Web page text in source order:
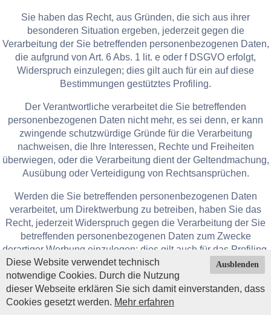
Sie haben das Recht, aus Gründen, die sich aus ihrer
besonderen Situation ergeben, jederzeit gegen die
Verarbeitung der Sie betreffenden personenbezogenen Daten,
die aufgrund von Art. 6 Abs. 1 lit. e oder f DSGVO erfolgt,
Widerspruch einzulegen; dies gilt auch für ein auf diese
Bestimmungen gestütztes Profiling.
Der Verantwortliche verarbeitet die Sie betreffenden
personenbezogenen Daten nicht mehr, es sei denn, er kann
zwingende schutzwürdige Gründe für die Verarbeitung
nachweisen, die Ihre Interessen, Rechte und Freiheiten
überwiegen, oder die Verarbeitung dient der Geltendmachung,
Ausübung oder Verteidigung von Rechtsansprüchen.
Werden die Sie betreffenden personenbezogenen Daten
verarbeitet, um Direktwerbung zu betreiben, haben Sie das
Recht, jederzeit Widerspruch gegen die Verarbeitung der Sie
betreffenden personenbezogenen Daten zum Zwecke
derartiger Werbung einzulegen; dies gilt auch für das Profiling,
soweit es mit solcher Direktwerbung in Verbindung steht.
Widersprechen Sie der Verarbeitung für Zwecke der
Direktwerbung, so werden die Sie betreffenden
Ausblenden
Diese Website verwendet technisch
notwendige Cookies. Durch die Nutzung
dieser Webseite erklären Sie sich damit einverstanden, dass
Cookies gesetzt werden. Mehr erfahren